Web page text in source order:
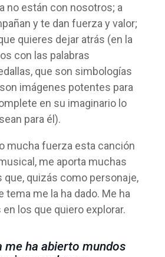
no están con nosotros; a
y te dan fuerza y valor;
quieres dejar atrás (en la
con las palabras
que son simbologías
imágenes potentes para
en su imaginario lo
para él).
mucha fuerza esta canción
me aporta muchas
quizás como personaje,
tema me la ha dado. Me ha
los que quiero explorar.
me ha abierto mundos